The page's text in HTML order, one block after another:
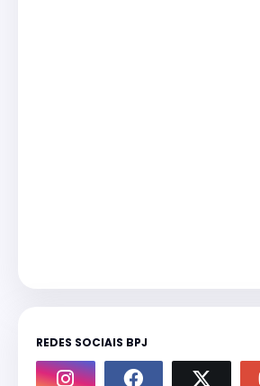
REDES SOCIAIS BPJ